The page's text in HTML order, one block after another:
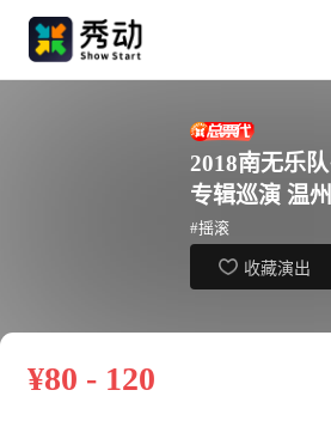
2018南无乐
专辑巡演 温
#摇滚
收藏演出
¥80 - 120